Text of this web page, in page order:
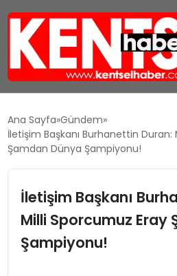
GÜNDEM
EĞITIM
TEKNOLOJI
Ana Sayfa Gündem
İletişim Başkanı Burhanettin Duran:
Şamdan Dünya Şampiyonu!
İletişim Başkanı
Milli Sporcumuz Eray
Şampiyonu!